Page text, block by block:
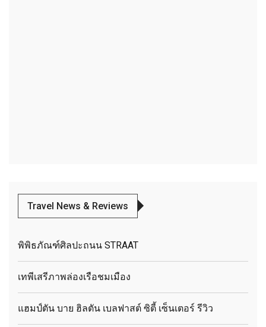
Travel News & Reviews
พิพิธภัณฑ์ศิลปะถนน STRAAT
เทพีเสรีภาพล่องเรือชมเมือง
แฮมป์ตัน บาย ฮิลตัน เบลฟาสต์ ซิตี้ เซ็นเตอร์ รีวิว